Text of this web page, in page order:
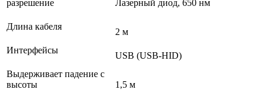
разрешение Лазерный диод, 650 нм
Длина кабеля
2 м
Интерфейсы
USB (USB-HID)
Выдерживает падение с
высоты
1,5 м